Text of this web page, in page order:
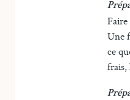
Faire
Une
ce
frais,